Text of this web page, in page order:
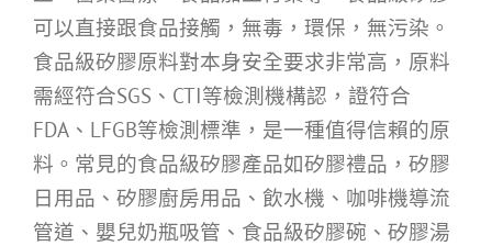
可以直接跟食品接觸，無毒，環保，無污染。
食品級矽膠原料對本身安全要求非常高，原料
需經符合SGS、CTI等檢測機構認，證符合
FDA、LFGB等檢測標準，是一種值得信賴的原
料。常見的食品級矽膠產品如矽膠禮品，矽膠
日用品、矽膠廚房用品、飲水機、咖啡機導流
管道、嬰兒奶瓶吸管、食品級矽膠碗、矽膠湯